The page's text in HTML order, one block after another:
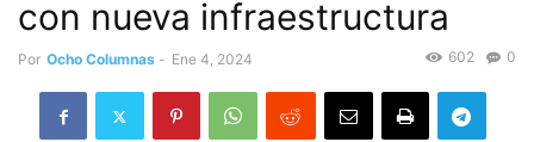
con nueva infraestructura
Por Ocho Columnas - Ene 4, 2024 0
602